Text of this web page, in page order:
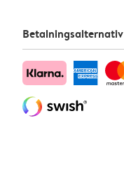
Betalningsalternativ